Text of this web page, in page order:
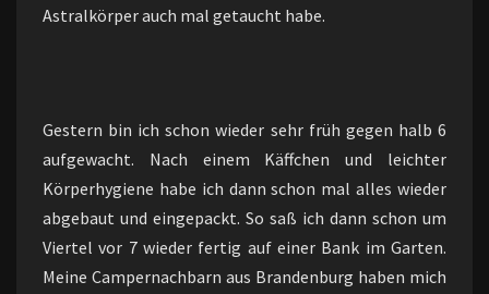
Astralkörper auch mal getaucht habe.
Gestern bin ich schon wieder sehr früh gegen halb 6
aufgewacht. Nach einem Käffchen und leichter
Körperhygiene habe ich dann schon mal alles wieder
abgebaut und eingepackt. So saß ich dann schon um
Viertel vor 7 wieder fertig auf einer Bank im Garten.
Meine Campernachbarn aus Brandenburg haben mich